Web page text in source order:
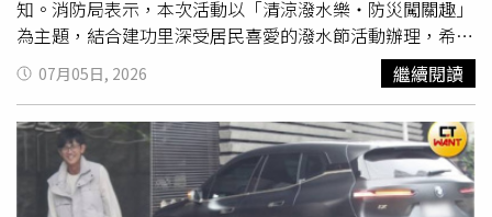
知。消防局表示，本次活動以「清涼潑水樂・防災闖關趣」
為主題，結合建功里深受居民喜愛的潑水節活動辦理，希望
藉由夏季消暑同樂及社區交流氛圍，吸引更多民眾接觸防災
知識。透過寓教於樂的方式，將防災教育融入社區生活，強
化民眾自助、互助及共助能力，凝聚社區防災共識，打造安
全韌性的生活環境。活動現場規劃多項防災體驗攤位，包括
CPR及AED操作教學、住宅用火災警報器推廣、住宅防火、
用電、爐火及瓦斯安全宣導、水域安全宣導，以及運用防火
07月05日, 2026 繼續閱讀